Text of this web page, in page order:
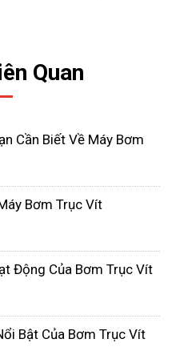
trục vít
trong nhiều lĩnh
do các đặc tính và khả
số ứng dụng phổ
Bơm trục vít thường
Quan
Cần Biết Về Máy Bơm
Bơm Trục Vít
Động Của Bơm Trục Vít
Bật Của Bơm Trục Vít